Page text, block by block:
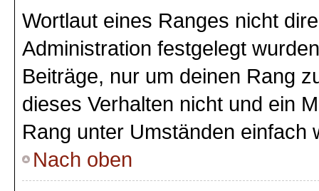
Wortlaut eines Ranges nicht
Administration festgelegt
Beiträge, nur um deinen Rang
dieses Verhalten nicht und ein
Rang unter Umständen einfach
Nach oben